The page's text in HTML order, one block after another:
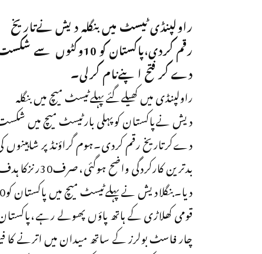
راولپنڈی ٹیسٹ میں بنگلہ دیش نےتاریخ
رقم کردی،پاکستان کو 10وکٹوں سے
دے کر فتح اپنےنام کرلی۔
راولپنڈی میں کھیلےگئےپہلےٹیسٹ میچ میں بنگلہ
دیش نےپاکستان کوپہلی بارٹیسٹ میچ میں
دےکرتاریخ رقم کردی۔ہوم گراؤنڈ پر شاہینوں
بدترین کارکردگی واضح
چار فاسٹ بولرز کے ساتھ میدان میں اترنے کا